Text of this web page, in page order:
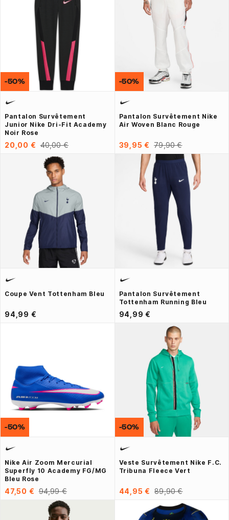
Pantalon Survêtement
Junior Nike Dri-Fit Academy
Noir Rose
20,00 € 40,00 €
-50%
Pantalon Survêtement Nike
Air Woven Blanc Rouge
39,95 € 79,90 €
-50%
Coupe Vent Tottenham Bleu
94,99 €
Pantalon Survêtement
Tottenham Running Bleu
94,99 €
Nike Air Zoom Mercurial
Superfly 10 Academy FG/MG
Bleu Rose
47,50 € 94,99 €
-50%
Veste Survêtement Nike F.C.
Tribuna Fleece Vert
44,95 € 89,90 €
-50%